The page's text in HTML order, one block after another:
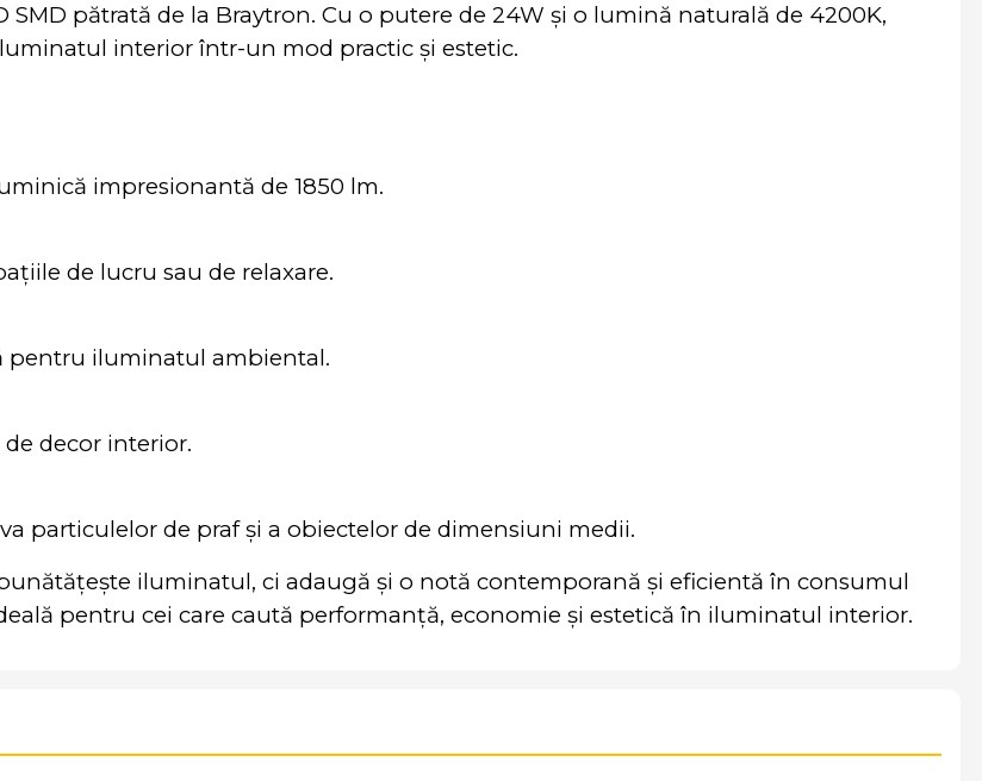
pătrată de la Braytron. Cu o putere de 24W și o lumină naturală de 4200K,
interior într-un mod practic și estetic.
impresionantă de 1850 lm.
de lucru sau de relaxare.
pentru iluminatul ambiental.
decor interior.
particulelor de praf și a obiectelor de dimensiuni medii.
iluminatul, ci adaugă și o notă contemporană și eficientă în consumul
pentru cei care caută performanță, economie și estetică în iluminatul interior.